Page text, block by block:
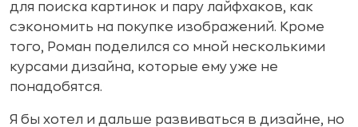
для поиска картинок и пару лайфхаков, как
сэкономить на покупке изображений. Кроме
того, Роман поделился со мной несколькими
курсами дизайна, которые ему уже не
понадобятся.
Я бы хотел и дальше развиваться в дизайне, но